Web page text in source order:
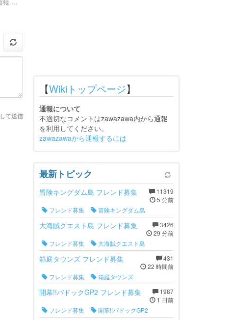
て送信
【Wikiトップページ】
通報について
不適切なコメントはzawazawa内から通報
を利用してください。
zawazawaから通報するには
最新トピック
11319
5 分前
冒険キングダム島 フレンド募集
フレンド募集
冒険キングダム島
3426
29 分前
大海賊クエスト島 フレンド募集
フレンド募集
大海賊クエスト島
431
22 時間前
箱庭タウンズ フレンド募集
フレンド募集
箱庭タウンズ
1987
1 日前
開幕!!パドックGP2 フレンド募集
フレンド募集
開幕!!パドックGP2